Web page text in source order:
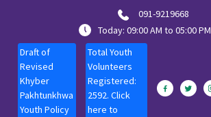
091-9219668
Today: 09:00 AM to 05:00 PM
Draft of
Revised
Khyber
Pakhtunkhwa
Youth Policy
Total Youth
Volunteers
Registered:
2592. Click
here to